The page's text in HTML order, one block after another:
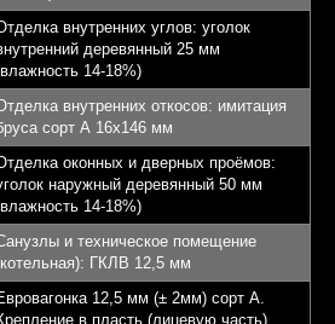
внутренних углов: уголок
деревянный 25 мм
14-18%)
внутренних откосов: имитация
сорт А 16х146 мм
оконных и дверных проёмов:
наружный деревянный 50 мм
14-18%)
и техническое помещение
ГКЛВ 12,5 мм
12,5 мм (± 2мм) сорт А.
в пласть (лицевую часть)